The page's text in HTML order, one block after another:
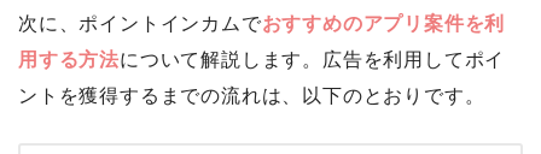
次に、ポイントインカムでおすすめのアプリ案件を利
用する方法について解説します。広告を利用してポイ
ントを獲得するまでの流れは、以下のとおりです。